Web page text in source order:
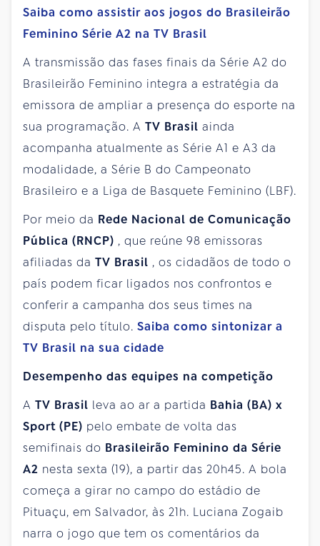
Saiba como assistir aos jogos do Brasileirão
Feminino Série A2 na TV Brasil
A transmissão das fases finais da Série A2 do
Brasileirão Feminino integra a estratégia da
emissora de ampliar a presença do esporte na
sua programação. A TV Brasil ainda
acompanha atualmente as Série A1 e A3 da
modalidade, a Série B do Campeonato
Brasileiro e a Liga de Basquete Feminino (LBF).
Por meio da Rede Nacional de Comunicação
Pública (RNCP) , que reúne 98 emissoras
afiliadas da TV Brasil , os cidadãos de todo o
país podem ficar ligados nos confrontos e
conferir a campanha dos seus times na
disputa pelo título. Saiba como sintonizar a
TV Brasil na sua cidade
Desempenho das equipes na competição
A TV Brasil leva ao ar a partida Bahia (BA) x
Sport (PE) pelo embate de volta das
semifinais do Brasileirão Feminino da Série
A2 nesta sexta (19), a partir das 20h45. A bola
começa a girar no campo do estádio de
Pituaçu, em Salvador, às 21h. Luciana Zogaib
narra o jogo que tem os comentários da